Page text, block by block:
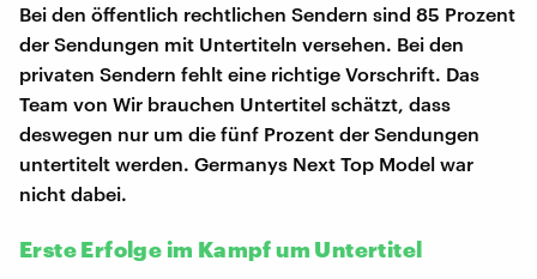
Bei den öffentlich rechtlichen Sendern sind 85 Prozent
der Sendungen mit Untertiteln versehen. Bei den
privaten Sendern fehlt eine richtige Vorschrift. Das
Team von Wir brauchen Untertitel schätzt, dass
deswegen nur um die fünf Prozent der Sendungen
untertitelt werden. Germanys Next Top Model war
nicht dabei.
Erste Erfolge im Kampf um Untertitel